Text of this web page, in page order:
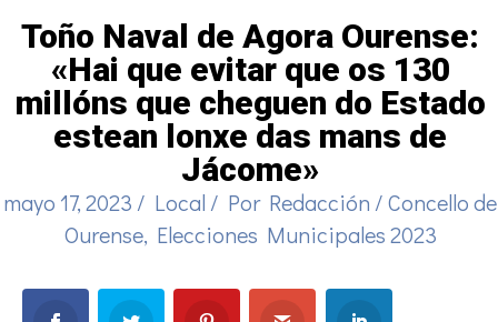
Toño Naval de Agora Ourense:
«Hai que evitar que os 130
millóns que cheguen do Estado
estean lonxe das mans de
Jácome»
mayo 17, 2023 / Local / Por Redacción /Concello de
Ourense, Elecciones Municipales 2023